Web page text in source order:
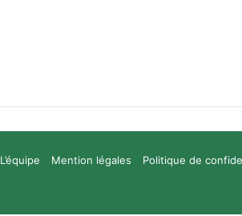
L’équipe Mention légales Politique de